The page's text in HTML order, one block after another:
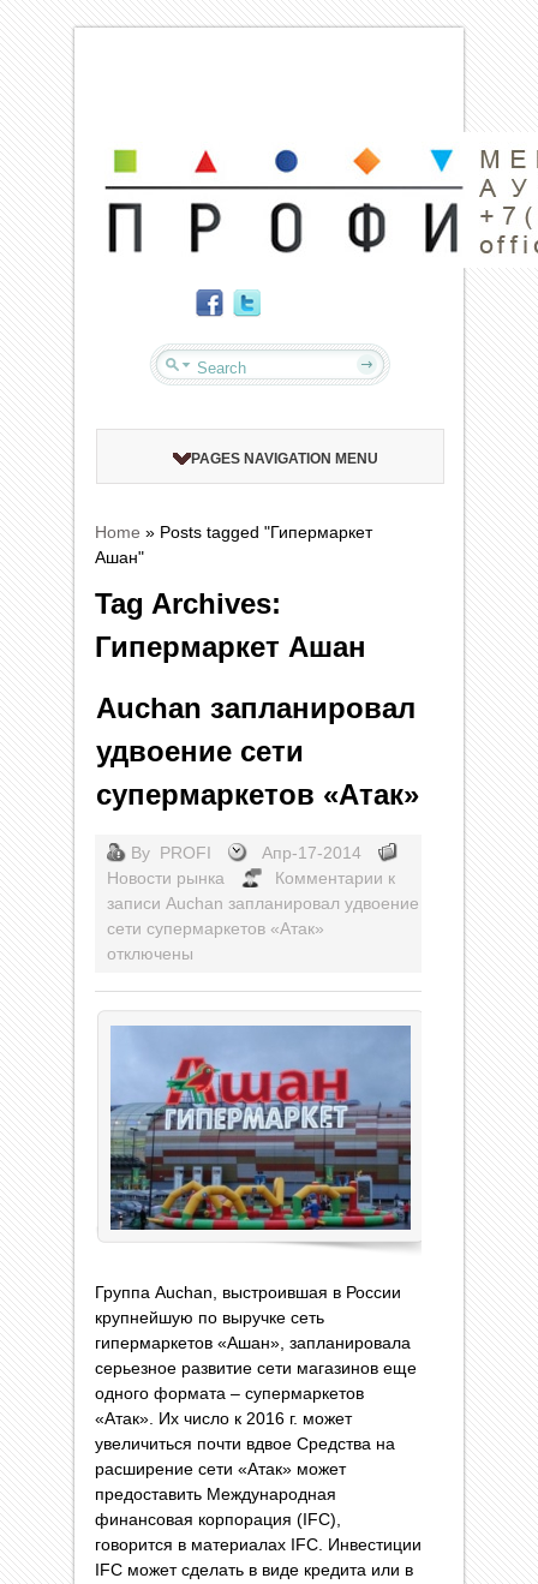
PAGES NAVIGATION MENU
Home » Posts tagged "Гипермаркет
Ашан"
Tag Archives:
Гипермаркет Ашан
Auchan запланировал
удвоение сети
супермаркетов «Атак»
By PROFI
Апр-17-2014
Новости рынка
Комментарии к
записи Auchan запланировал удвоение
сети супермаркетов «Атак»
отключены
Группа Auchan, выстроившая в России
крупнейшую по выручке сеть
гипермаркетов «Ашан», запланировала
серьезное развитие сети магазинов еще
одного формата – супермаркетов
«Атак». Их число к 2016 г. может
увеличиться почти вдвое Средства на
расширение сети «Атак» может
предоставить Международная
финансовая корпорация (IFC),
говорится в материалах IFC. Инвестиции
IFC может сделать в виде кредита или в